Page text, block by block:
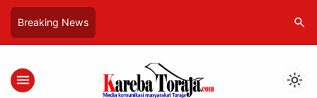
Breaking News search
menu light_mode